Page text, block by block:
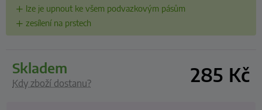
lze je upnout ke všem podvazkovým pásům
zesílení na prstech
skladem
Kdy zboží dostanu? 285 Kč